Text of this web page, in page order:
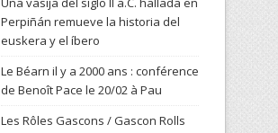
Perpiñán remueve la historia del
euskera y el íbero
Le Béarn il y a 2000 ans : conférence
de Benoît Pace le 20/02 à Pau
Les Rôles Gascons / Gascon Rolls